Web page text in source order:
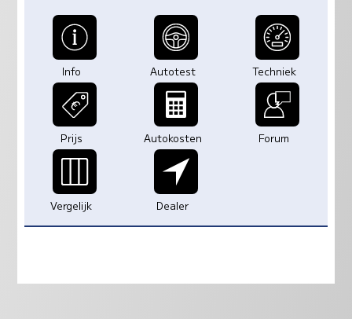
Info Autotest Techniek
Prijs Autokosten Forum
Vergelijk Dealer